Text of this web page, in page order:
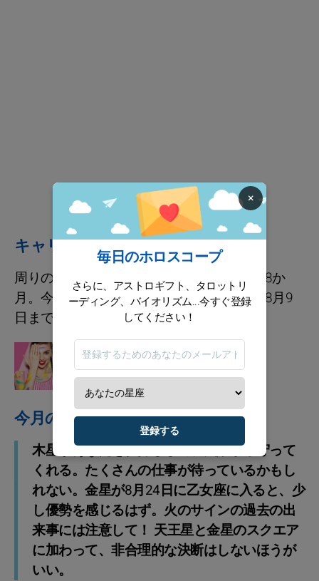
キャリア / 財政
周りの視線が、あなたを安心させてくれる8か
月。今月は恋愛の中心にいるけれど、急に8月9
日まで待ってから決断すると良さそう。
占星術の兆候
無料で今日の色を発見
今月のアドバイス
木星があなたを後押しして、失敗から守って
くれる。たくさんの仕事が待っているかもし
れない。金星が8月24日に乙女座に入ると、少
し優勢を感じるはず。火のサインの過去の出
来事には注意して！ 天王星と金星のスクエア
に加わって、非合理的な決断はしないほうが
いい。
×
毎日のホロスコープ
さらに、アストロギフト、タロットリ
ーディング、バイオリズム...今すぐ登録
してください！
登録する